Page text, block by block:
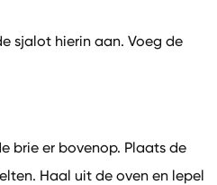
sjalot hierin aan. Voeg de
brie er bovenop. Plaats de
Haal uit de oven en lepel